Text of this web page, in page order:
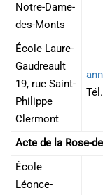
Notre-Dame-
des-Monts
École Laure-
Gaudreault
19, rue Saint-
Philippe
Clermont
Acte de la Rose-
École
Léonce-